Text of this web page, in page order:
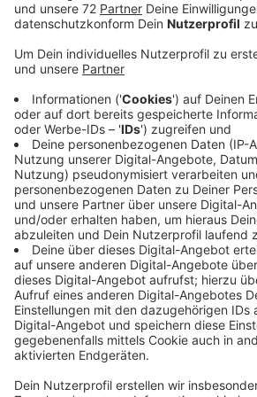
Das Infektionsgeschehen hat sich
das sorgt aber voraussichtlich nicht
vollere Sitzreihen bei den
die Kirchengemeinden. Für viele
Pfingsten mittlerweile ein Sonntag
auch, zum Beispiel in Sankt Fabian
Osterwick oder in St. Jakobi in
nicht mehr so verankert bei vielen
Weihnachten oder Ostern, erklärt
Pastoralreferent in St. Lambertus in
Immerhin: Hier soll heute (10 Uhr)
der Empore für die Besucher singen.
selbst dürfen das ja noch nicht
Aktionen will die Gemeinde die
bisschen aufwerten. Dass die Kirche